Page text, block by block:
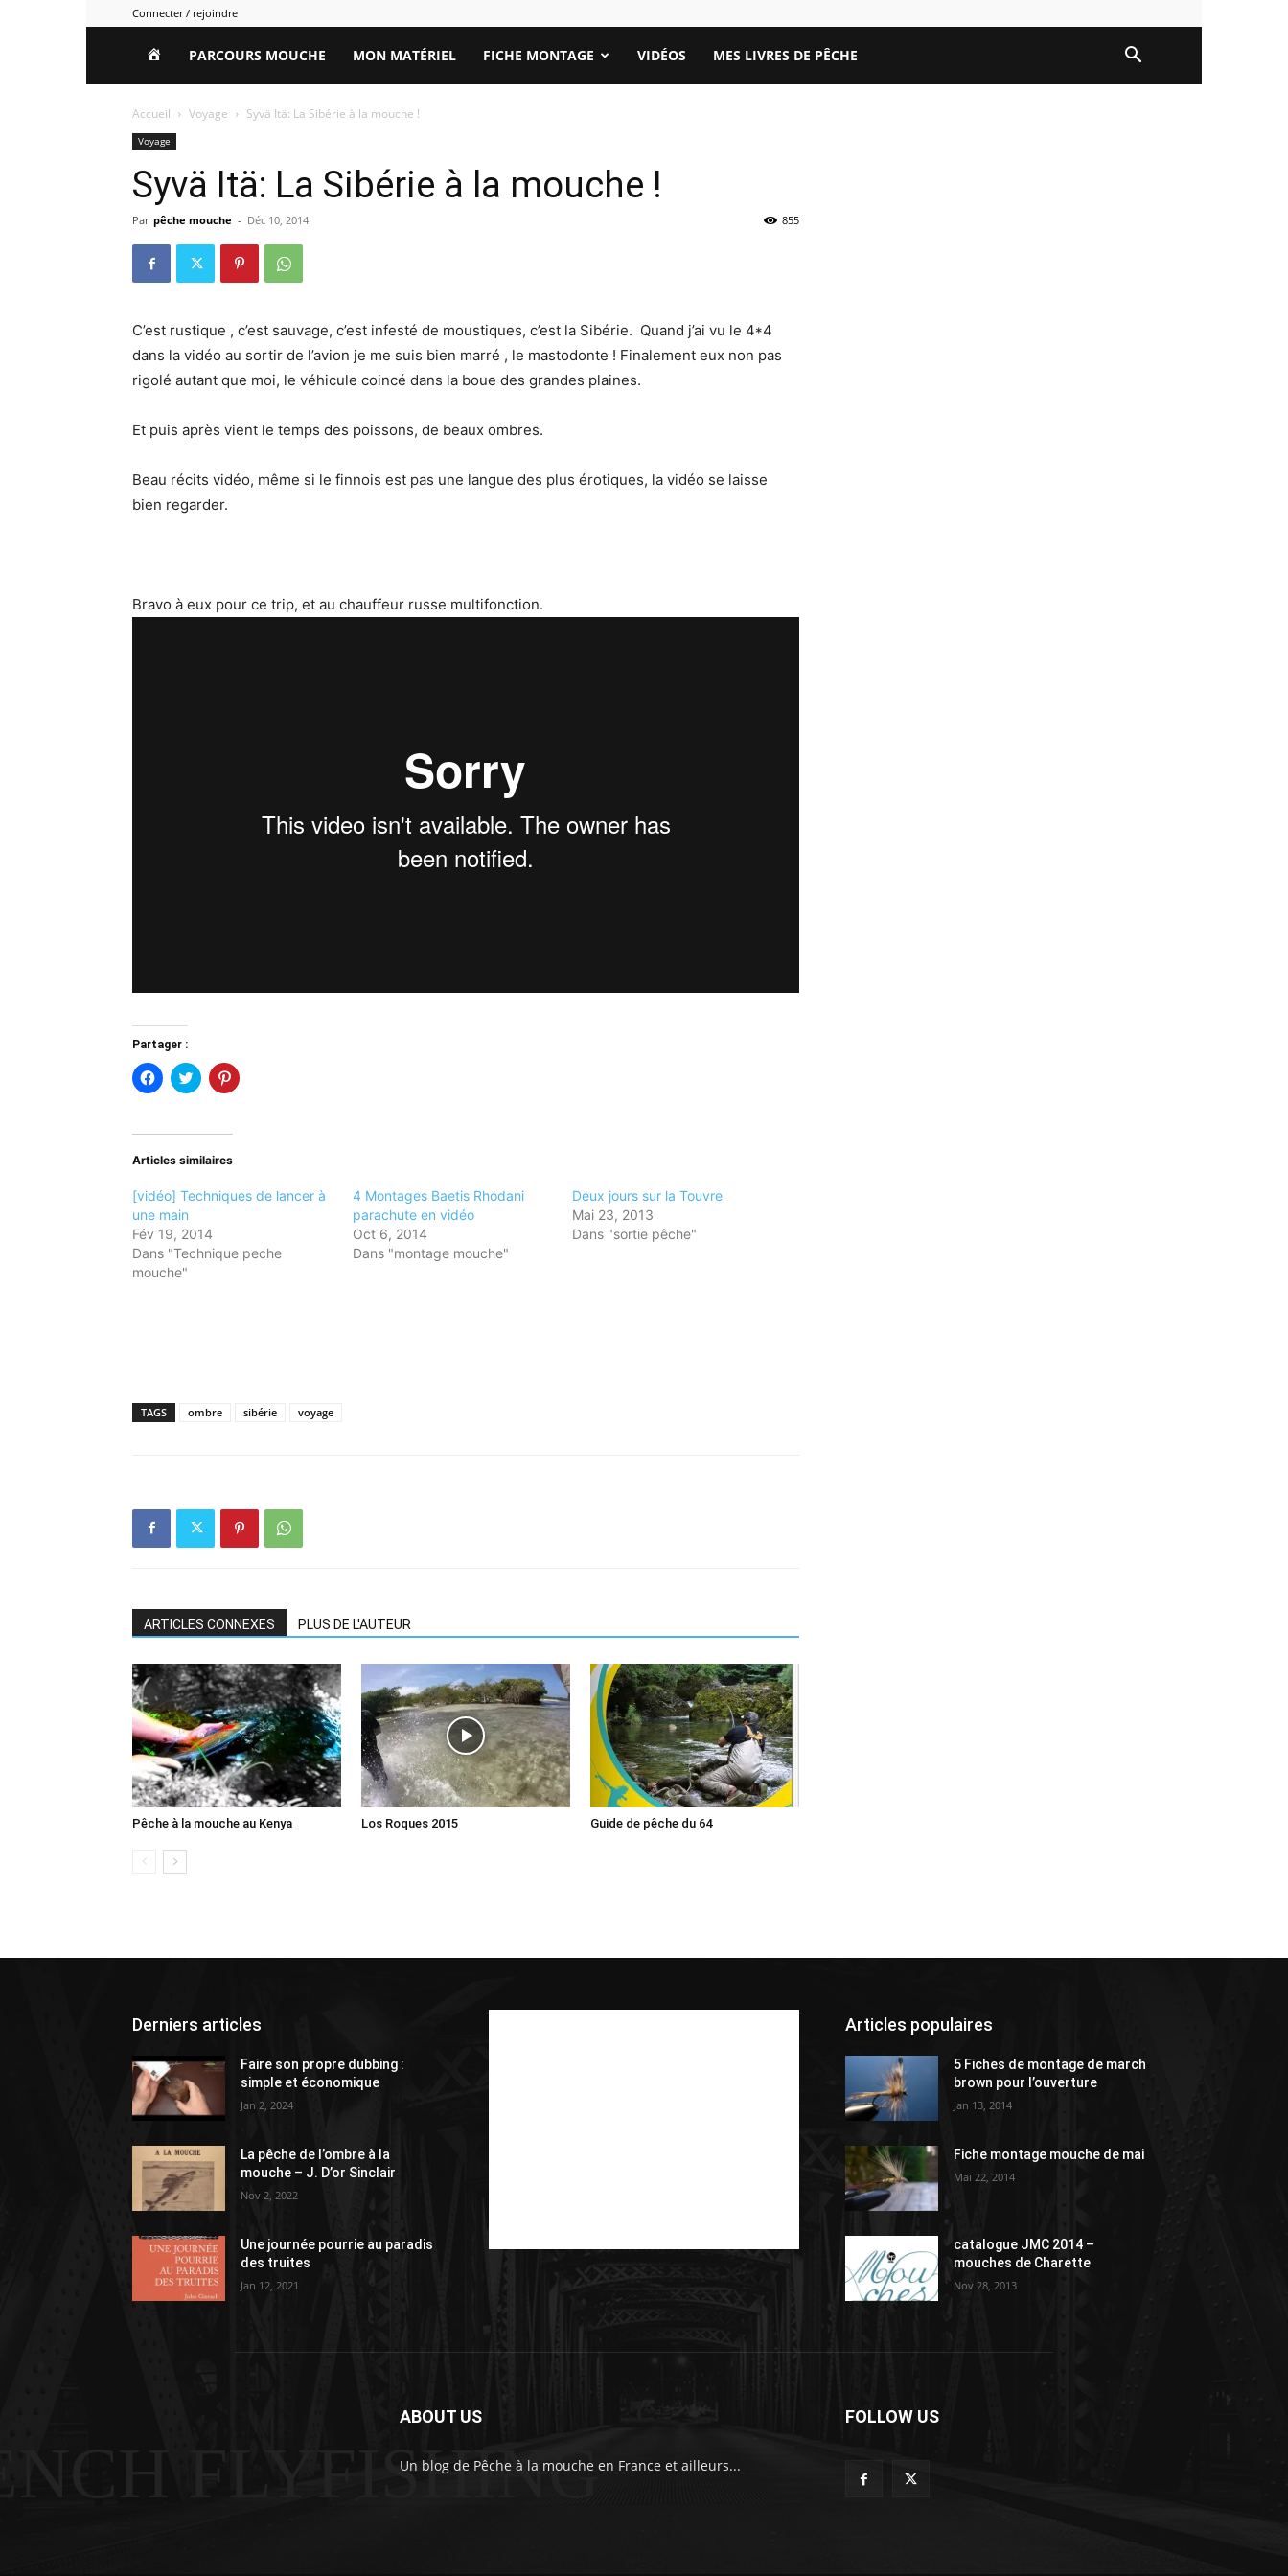
Connecter / rejoindre
HOMEPARCOURS MOUCHE MON MATÉRIEL FICHE MONTAGE VIDÉOS MES LIVRES DE PÊCHE
Accueil Voyage Syvä Itä: La Sibérie à la mouche !
Voyage
Syvä Itä: La Sibérie à la mouche !
Par pêche mouche - Déc 10, 2014 855
C’est rustique , c’est sauvage, c’est infesté de moustiques, c’est la Sibérie. Quand j’ai vu le 4*4
dans la vidéo au sortir de l’avion je me suis bien marré , le mastodonte ! Finalement eux non pas
rigolé autant que moi, le véhicule coincé dans la boue des grandes plaines.
Et puis après vient le temps des poissons, de beaux ombres.
Beau récits vidéo, même si le finnois est pas une langue des plus érotiques, la vidéo se laisse
bien regarder.
Bravo à eux pour ce trip, et au chauffeur russe multifonction.
Partager :
Cliquez
pour
dans
nouvelle
Cliquez
pour
dans
nouvelle
Cliquez
pour
Articles similaires
[vidéo] Techniques de lancer à
une main
Fév 19, 2014
Dans "Technique peche
mouche"
4 Montages Baetis Rhodani
parachute en vidéo
Oct 6, 2014
Dans "montage mouche"
Deux jours sur la Touvre
Mai 23, 2013
Dans "sortie pêche"
TAGS ombre sibérie voyage
ARTICLES CONNEXES PLUS DE L'AUTEUR
Pêche à la mouche au Kenya Los Roques 2015 Guide de pêche du 64
Derniers articles
Faire son propre dubbing :
simple et économique
Jan 2, 2024
La pêche de l’ombre à la
mouche – J. D’or Sinclair
Nov 2, 2022
Une journée pourrie au paradis
des truites
Jan 12, 2021
Articles populaires
5 Fiches de montage de march
brown pour l’ouverture
Jan 13, 2014
Fiche montage mouche de mai
Mai 22, 2014
catalogue JMC 2014 –
mouches de Charette
Nov 28, 2013
FLYFISHING
ABOUT US
Un blog de Pêche à la mouche en France et ailleurs...
FOLLOW US